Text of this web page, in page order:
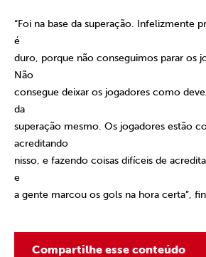
“Foi na base da superação. Infelizmente
é
duro, porque não conseguimos parar os
Não
consegue deixar os jogadores como
da
superação mesmo. Os jogadores estão
acreditando
nisso, e fazendo coisas difíceis de
e
a gente marcou os gols na hora certa”,
Compartilhe esse conteúdo